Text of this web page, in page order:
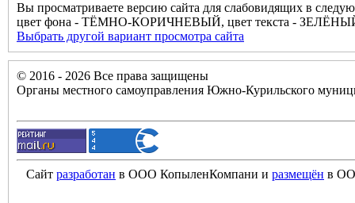
Вы просматриваете версию сайта для слабовидящих в
цвет фона - ТЁМНО-КОРИЧНЕВЫЙ, цвет текста -
Выбрать другой вариант просмотра сайта
© 2016 - 2026 Все права защищены
Органы местного самоуправления Южно-Курильского
Сайт разработан в ООО КопыленКомпани и размещён в